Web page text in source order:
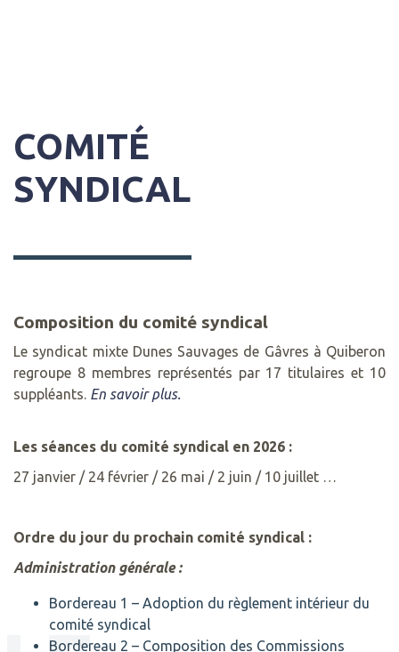
COMITÉ
SYNDICAL
Composition du comité syndical
Le syndicat mixte Dunes Sauvages de Gâvres à Quiberon
regroupe 8 membres représentés par 17 titulaires et 10
suppléants. En savoir plus.
Les séances du comité syndical en 2026 :
27 janvier / 24 février / 26 mai / 2 juin / 10 juillet …
Ordre du jour du prochain comité syndical :
Administration générale :
Bordereau 1 – Adoption du règlement intérieur du
comité syndical
Bordereau 2 – Composition des Commissions